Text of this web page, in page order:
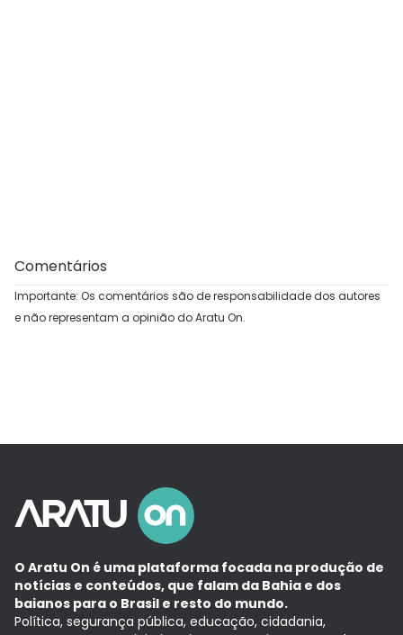
Comentários
Importante: Os comentários são de responsabilidade dos autores
e não representam a opinião do Aratu On.
O Aratu On é uma plataforma focada na produção de
notícias e conteúdos, que falam da Bahia e dos
baianos para o Brasil e resto do mundo.
Política, segurança pública, educação, cidadania,